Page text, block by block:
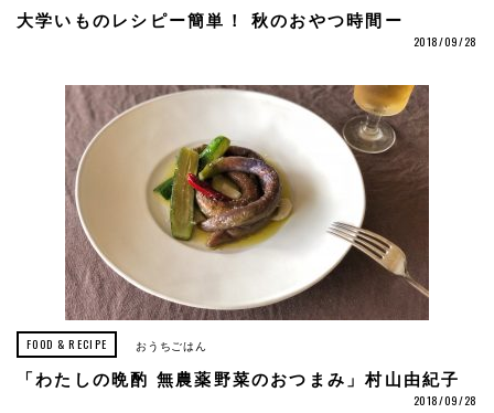
大学いものレシピー簡単！ 秋のおやつ時間ー
2018/09/28
FOOD & RECIPE おうちごはん
「わたしの晩酌 無農薬野菜のおつまみ」村山由紀子
2018/09/28